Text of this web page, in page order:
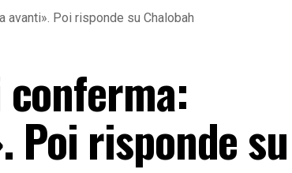
avanti». Poi risponde su Chalobah
Poi risponde su